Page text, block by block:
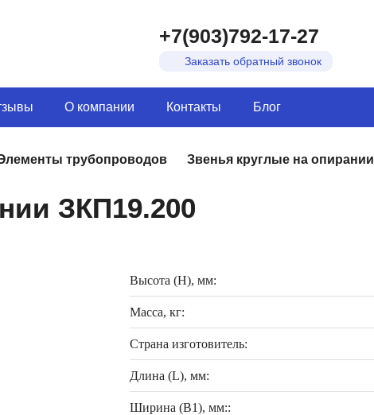
+7(903)792-17-27
Заказать обратный звонок
О компании Контакты Блог
трубопроводов Звенья круглые на опирании
ЗКП19.200
Высота (H), мм:
Масса, кг:
Страна изготовитель:
Длина (L), мм:
Ширина (B1), мм::